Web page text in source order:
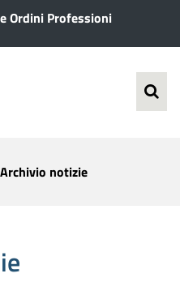
Ordini Professioni
Archivio notizie